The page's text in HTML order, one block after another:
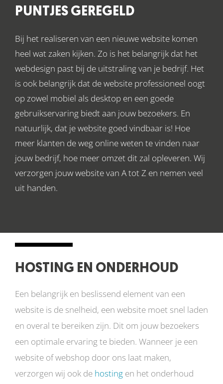
PUNTJES GEREGELD
Bij het realiseren van een nieuwe website komen
heel wat zaken kijken. Zo is het belangrijk dat het
webdesign past bij de uitstraling van je bedrijf. Het
is ook belangrijk dat de website professioneel oogt
op zowel mobiel als desktop en een goede
gebruikservaring biedt aan jouw bezoekers. En
natuurlijk, dat je website goed vindbaar is! Hoe
meer klanten de weg online weten te vinden naar
jouw bedrijf, hoe meer omzet dit zal opleveren. Wij
verzorgen jouw website van A tot Z en nemen veel
uit handen.
HOSTING EN ONDERHOUD
Een belangrijk en beslissend element van een
website is de snelheid, een website moet snel laden
en overal te bereiken zijn. Dit om jouw bezoekers
een optimale ervaring te bieden. Wanneer je een
website of webshop door ons laat maken,
verzorgen wij ook de hosting en het onderhoud